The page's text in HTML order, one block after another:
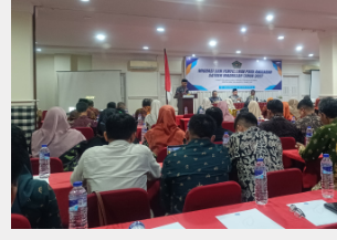
Tujuan Madrasah
Berita
Umum
Madrasah
Humas